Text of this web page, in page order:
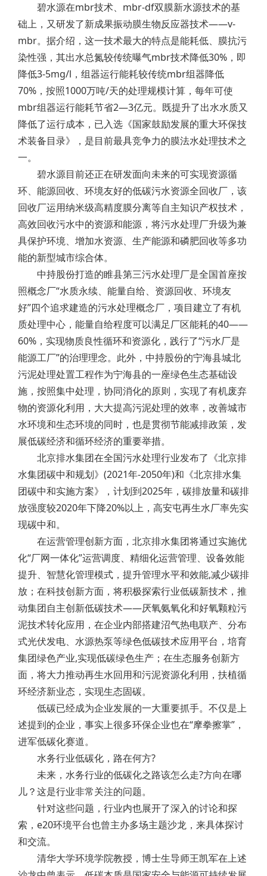
碧水源在mbr技术、mbr-df双膜新水源技术的基
础上，又研发了新成果振动膜生物反应器技术——v-
mbr。据介绍，这一技术最大的特点是能耗低、膜抗污
染性强，其出水总氮较传统曝气mbr技术降低30%，即
降低3-5mg/l，组器运行能耗较传统mbr组器降低
70%，按照1000万吨/天的处理规模计算，每年可使
mbr组器运行能耗节省2—3亿元。既提升了出水水质又
降低了运行成本，已入选《国家鼓励发展的重大环保技
术装备目录》，是目前最具竞争力的膜法水处理技术之
一。
碧水源目前还正在研发面向未来的可实现资源循
环、能源回收、环境友好的低碳污水资源全回收厂，该
回收厂运用纳米级高精度膜分离等自主知识产权技术，
高效回收污水中的资源和能源，将污水处理厂升级为兼
具保护环境、增加水资源、生产能源和磷肥回收等多功
能的新型城市综合体。
中持股份打造的睢县第三污水处理厂是全国首座按
照概念厂“水质永续、能量自给、资源回收、环境友
好”四个追求建造的污水处理概念厂，项目建立了有机
质处理中心，能量自给程度可以满足厂区能耗的40——
60%，实现物质良性循环和资源化，践行了“污水厂是
能源工厂”的治理理念。此外，中持股份的宁海县城北
污泥处理处置工程作为宁海县的一座绿色生态基础设
施，按照集中处理，协同消化的原则，实现了有机废弃
物的资源化利用，大大提高污泥处理的效率，改善城市
水环境和生态环境的同时，也是贯彻节能减排政策，发
展低碳经济和循环经济的重要举措。
北京排水集团在全国污水处理行业发布了《北京排
水集团碳中和规划》(2021年-2050年)和《北京排水集
团碳中和实施方案》，计划到2025年，碳排放量和碳排
放强度较2020年下降20%以上，高安屯再生水厂率先实
现碳中和。
在运营管理创新方面，北京排水集团将通过实施优
化“厂网一体化”运营调度、精细化运营管理、设备效能
提升、智慧化管理模式，提升管理水平和效能,减少碳排
放；在科技创新方面，将积极探索行业低碳新技术，推
动集团自主创新低碳技术——厌氧氨氧化和好氧颗粒污
泥技术转化应用，在企业内部搭建沼气热电联产、分布
式光伏发电、水源热泵等绿色低碳技术应用平台，培育
集团绿色产业,实现低碳绿色生产；在生态服务创新方
面，将大力推动再生水回用和污泥资源化利用，扶植循
环经济新业态，实现生态固碳。
低碳已经成为企业发展的一大重要抓手。不仅是上
述提到的企业，事实上很多环保企业也在“摩拳擦掌”，
进军低碳化赛道。
水务行业低碳化，路在何方?
未来，水务行业的低碳化之路该怎么走?方向在哪
儿？这是行业非常关注的问题。
针对这些问题，行业内也展开了深入的讨论和探
索，e20环境平台也曾主办多场主题沙龙，来具体探讨
和交流。
清华大学环境学院教授，博士生导师王凯军在上述